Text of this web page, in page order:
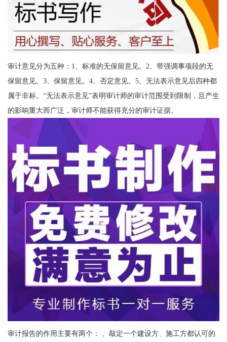
审计意见分为五种：1、标准的无保留意见。2、带强调事项段的无
保留意见。3、保留意见。4、否定意见。5、无法表示意见后四种都
属于非标。“无法表示意见”表明审计师的审计范围受到限制，且产生
的影响重大而广泛，审计师不能获得充分的审计证据。
审计报告的作用主要有两个： 、敲定一个建设方、施工方都认可的